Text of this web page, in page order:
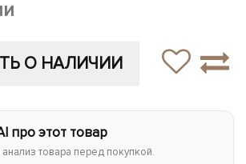
О НАЛИЧИИ
про этот товар
товара перед покупкой.